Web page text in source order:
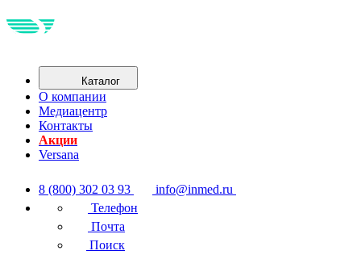
Каталог
О компании
Медиацентр
Контакты
Акции
Versana
8 (800) 302 03 93
info@inmed.ru
Телефон
Почта
Поиск